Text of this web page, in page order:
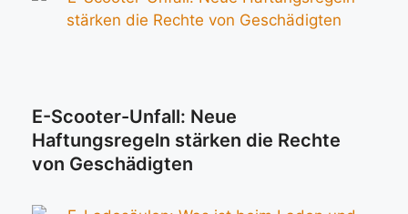
E-Scooter-Unfall: Neue
Haftungsregeln stärken die Rechte
von Geschädigten